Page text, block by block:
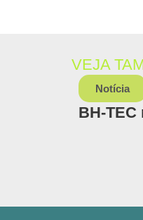
VEJA
Notícia
BH-